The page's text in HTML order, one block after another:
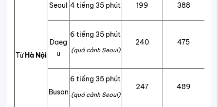
TừHà Nội
Seoul 4 tiếng 35 phút 199 388
Daeg
u
6 tiếng 35 phút
(quá cảnh Seoul)
240 475
Busan
6 tiếng 35 phút
(quá cảnh Seoul)
247 489